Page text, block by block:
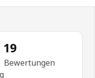
5 Sterne Anzahl der
19
Bewertungen